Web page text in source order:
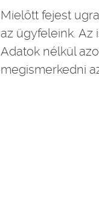
Mielőtt fejest
az ügyfeleink.
Adatok nélkül
megismerkedni